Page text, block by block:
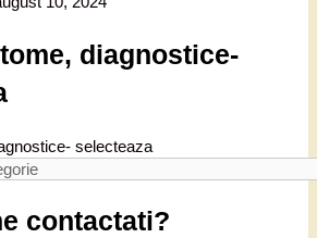
diagnostice-
selecteaza
contactati?